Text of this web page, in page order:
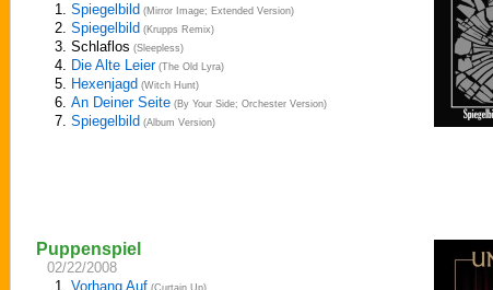
1. Spiegelbild (Mirror Image; Extended Version)
2. Spiegelbild (Krupps Remix)
3. Schlaflos (Sleepless)
4. Die Alte Leier(The Old Lyra)
5. Hexenjagd (Witch Hunt)
6. An Deiner Seite (By Your Side; Orchester Version)
7. Spiegelbild (Album Version)
Puppenspiel
02/22/2008
1. Vorhang Auf (Curtain Up)